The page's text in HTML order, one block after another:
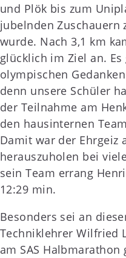
und Plök bis zum
jubelnden Zuschauern
wurde. Nach 3,1 km
glücklich im Ziel an.
olympischen
denn unsere Schüler
der Teilnahme am
den hausinternen
Damit war der Ehrgeiz
herauszuholen bei
sein Team errang
12:29 min.
Besonders sei an
Techniklehrer Wilfried
am SAS Halbmarathon